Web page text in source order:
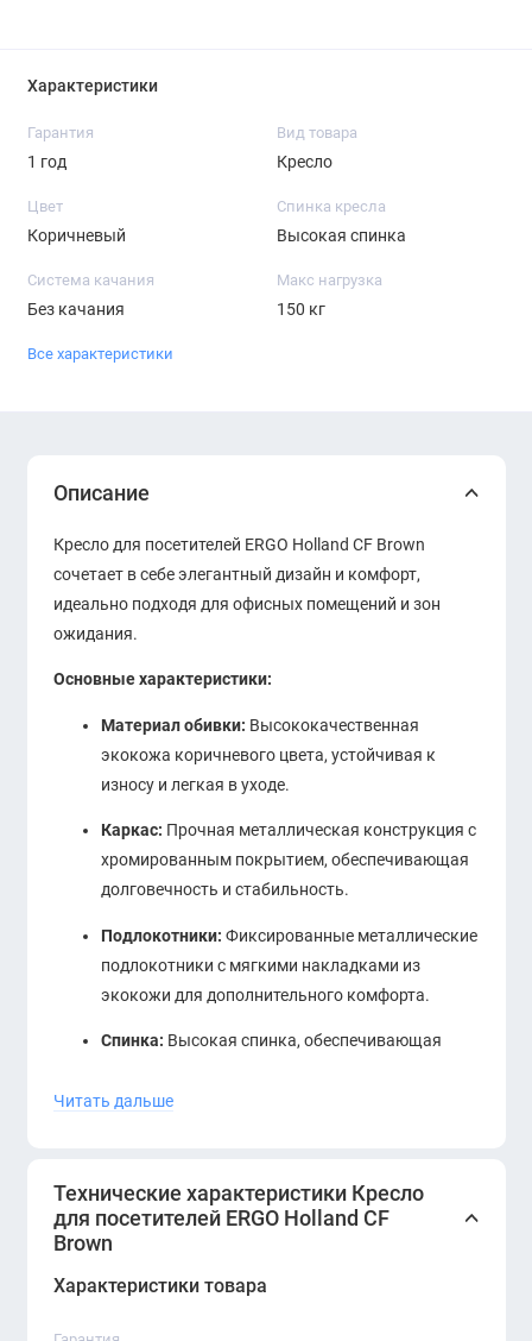
Характеристики
Гарантия
1 год
Вид товара
Кресло
Цвет
Коричневый
Спинка кресла
Высокая спинка
Система качания
Без качания
Макс нагрузка
150 кг
Все характеристики
Описание
Кресло для посетителей ERGO Holland CF Brown
сочетает в себе элегантный дизайн и комфорт,
идеально подходя для офисных помещений и зон
ожидания.
Основные характеристики:
Материал обивки: Высококачественная
экокожа коричневого цвета, устойчивая к
износу и легкая в уходе.
Каркас: Прочная металлическая конструкция с
хромированным покрытием, обеспечивающая
долговечность и стабильность.
Подлокотники: Фиксированные металлические
подлокотники с мягкими накладками из
экокожи для дополнительного комфорта.
Спинка: Высокая спинка, обеспечивающая
Читать дальше
Технические характеристики Кресло
для посетителей ERGO Holland CF
Brown
Характеристики товара